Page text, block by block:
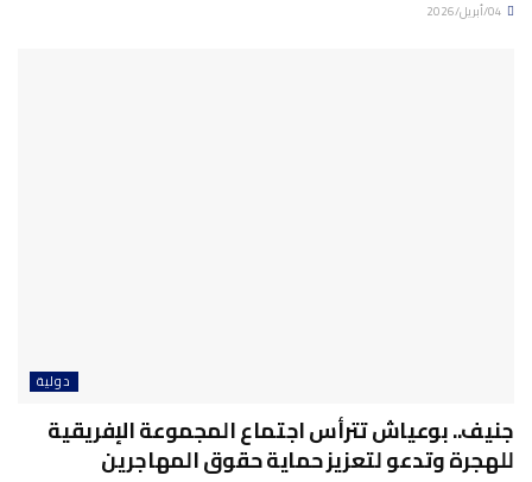
دولية
جنيف.. بوعياش تترأس اجتماع المجموعة الإفريقية
للهجرة وتدعو لتعزيز حماية حقوق المهاجرين